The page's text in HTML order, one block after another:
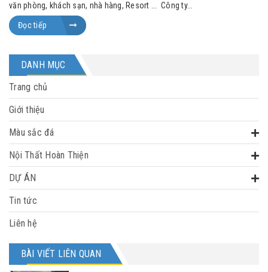
văn phòng, khách sạn, nhà hàng, Resort ... Công ty...
Đọc tiếp
DANH MỤC
Trang chủ
Giới thiệu
Màu sắc đá
Nội Thất Hoàn Thiện
DỰ ÁN
Tin tức
Liên hệ
BÀI VIẾT LIÊN QUAN